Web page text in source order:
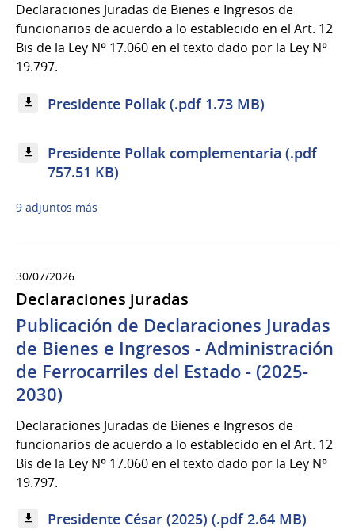
Declaraciones Juradas de Bienes e Ingresos de
funcionarios de acuerdo a lo establecido en el Art. 12
Bis de la Ley Nº 17.060 en el texto dado por la Ley Nº
19.797.
Presidente Pollak (.pdf 1.73 MB)
Presidente Pollak complementaria (.pdf
757.51 KB)
9 adjuntos más
30/07/2026
Declaraciones juradas
Publicación de Declaraciones Juradas
de Bienes e Ingresos - Administración
de Ferrocarriles del Estado - (2025-
2030)
Declaraciones Juradas de Bienes e Ingresos de
funcionarios de acuerdo a lo establecido en el Art. 12
Bis de la Ley Nº 17.060 en el texto dado por la Ley Nº
19.797.
Presidente César (2025) (.pdf 2.64 MB)